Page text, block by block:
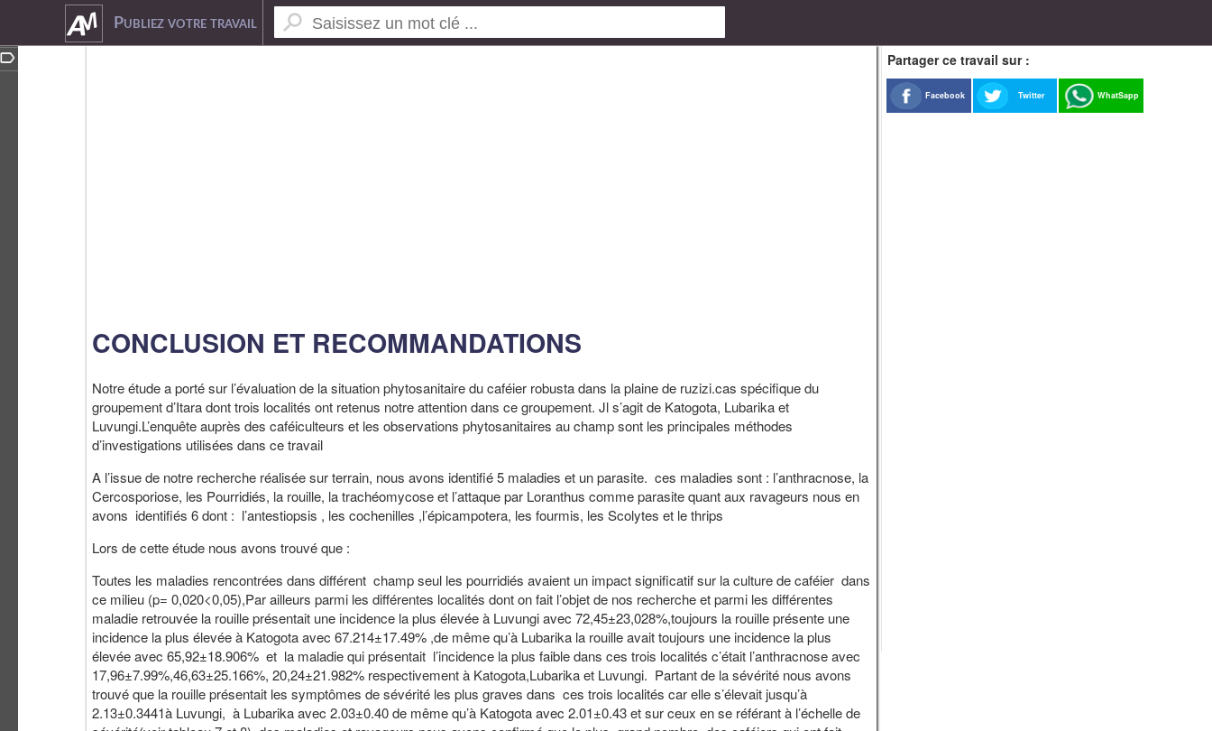
Publiez votre travail
CONCLUSION ET RECOMMANDATIONS
Notre étude a porté sur l’évaluation de la situation phytosanitaire du caféier robusta dans la plaine de ruzizi.cas spécifique du
groupement d’Itara dont trois localités ont retenus notre attention dans ce groupement. Jl s’agit de Katogota, Lubarika et
Luvungi.L’enquête auprès des caféiculteurs et les observations phytosanitaires au champ sont les principales méthodes
d’investigations utilisées dans ce travail
A l’issue de notre recherche réalisée sur terrain, nous avons identifié 5 maladies et un parasite. ces maladies sont : l’anthracnose, la
Cercosporiose, les Pourridiés, la rouille, la trachéomycose et l’attaque par Loranthus comme parasite quant aux ravageurs nous en
avons identifiés 6 dont : l’antestiopsis , les cochenilles ,l’épicampotera, les fourmis, les Scolytes et le thrips
Lors de cette étude nous avons trouvé que :
Toutes les maladies rencontrées dans différent champ seul les pourridiés avaient un impact significatif sur la culture de caféier dans
ce milieu (p= 0,020<0,05),Par ailleurs parmi les différentes localités dont on fait l’objet de nos recherche et parmi les différentes
maladie retrouvée la rouille présentait une incidence la plus élevée à Luvungi avec 72,45±23,028%,toujours la rouille présente une
incidence la plus élevée à Katogota avec 67.214±17.49% ,de même qu’à Lubarika la rouille avait toujours une incidence la plus
élevée avec 65,92±18.906% et la maladie qui présentait l’incidence la plus faible dans ces trois localités c’était l’anthracnose avec
17,96±7.99%,46,63±25.166%, 20,24±21.982% respectivement à Katogota,Lubarika et Luvungi. Partant de la sévérité nous avons
trouvé que la rouille présentait les symptômes de sévérité les plus graves dans ces trois localités car elle s’élevait jusqu’à
2.13±0.3441à Luvungi, à Lubarika avec 2.03±0.40 de même qu’à Katogota avec 2.01±0.43 et sur ceux en se référant à l’échelle de
Partager ce travail sur :
Facebook Twitter WhatSapp